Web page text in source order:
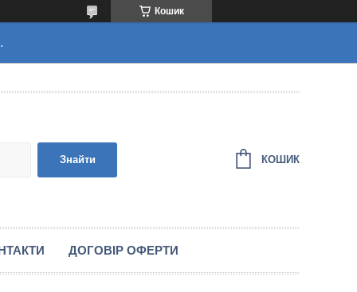
Кошик
Знайти КОШИК
ДОГОВІР ОФЕРТИ